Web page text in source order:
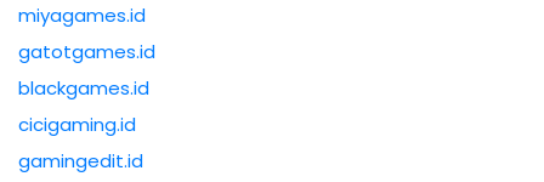
miyagames.id
gatotgames.id
blackgames.id
cicigaming.id
gamingedit.id